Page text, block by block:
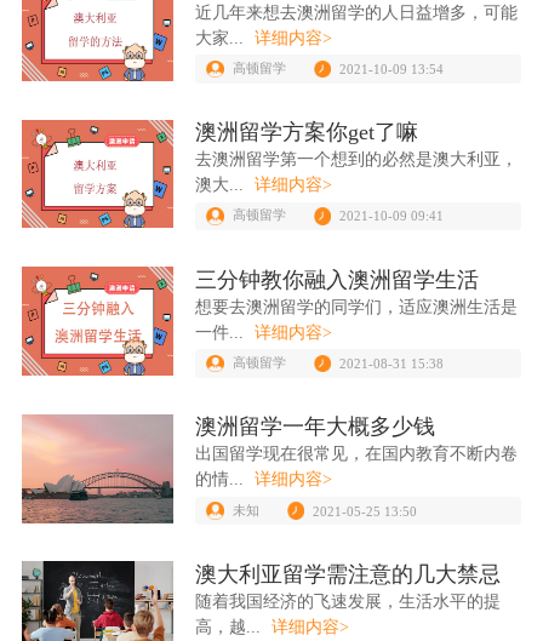
近几年来想去澳洲留学的人日益增多，可能
大家...
详细内容>
高顿留学 2021-10-09 13:54
澳洲留学方案你get了嘛
去澳洲留学第一个想到的必然是澳大利亚，
澳大...
详细内容>
高顿留学 2021-10-09 09:41
三分钟教你融入澳洲留学生活
想要去澳洲留学的同学们，适应澳洲生活是
一件...
详细内容>
高顿留学 2021-08-31 15:38
澳洲留学一年大概多少钱
出国留学现在很常见，在国内教育不断内卷
的情...
详细内容>
未知 2021-05-25 13:50
澳大利亚留学需注意的几大禁忌
随着我国经济的飞速发展，生活水平的提
高，越...
详细内容>